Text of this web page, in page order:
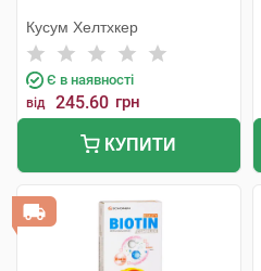
Кусум Хелтхкер
Є в наявності
від 245.60 грн
КУПИТИ